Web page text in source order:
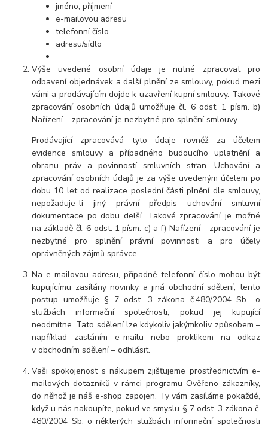
jméno, příjmení
e-mailovou adresu
telefonní číslo
adresu/sídlo
………....
Výše uvedené osobní údaje je nutné zpracovat pro
odbavení objednávek a další plnění ze smlouvy, pokud mezi
vámi a prodávajícím dojde k uzavření kupní smlouvy. Takové
zpracování osobních údajů umožňuje čl. 6 odst. 1 písm. b)
Nařízení – zpracování je nezbytné pro splnění smlouvy.
Prodávající zpracovává tyto údaje rovněž za účelem
evidence smlouvy a případného budoucího uplatnění a
obranu práv a povinností smluvních stran. Uchování a
zpracování osobních údajů je za výše uvedeným účelem po
dobu 10 letod realizace poslední části plnění dle smlouvy,
nepožaduje-li jiný právní předpis uchování smluvní
dokumentace po dobu delší. Takové zpracování je možné
na základě čl. 6 odst. 1 písm. c) a f) Nařízení – zpracování je
nezbytné pro splnění právní povinnosti a pro účely
oprávněných zájmů správce.
Na e-mailovou adresu, případně telefonní číslo mohou být
kupujícímu zasílány novinky a jiná obchodní sdělení, tento
postup umožňuje § 7 odst. 3 zákona č.480/2004 Sb., o
službách informační společnosti, pokud jej kupující
neodmítne. Tato sdělení lze kdykoliv jakýmkoliv způsobem –
například zasláním e-mailu nebo proklikem na odkaz
v obchodním sdělení – odhlásit.
Vaši spokojenost s nákupem zjišťujeme prostřednictvím e-
mailových dotazníků v rámci programu Ověřeno zákazníky,
do něhož je náš e-shop zapojen. Ty vám zasíláme pokaždé,
když u nás nakoupíte, pokud ve smyslu § 7 odst. 3 zákona č.
480/2004 Sb. o některých službách informační společnosti